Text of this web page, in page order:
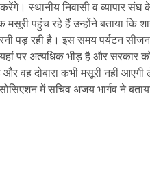
स्थानीय निवासी व व्यापार संघ
पहुंच रहे हैं उन्होंने बताया कि
पड़ रही है। इस समय पर्यटन
यहां पर अत्यधिक भीड़ है और सरकार
और वह दोबारा कभी मसूरी नहीं
में सचिव अजय भार्गव ने